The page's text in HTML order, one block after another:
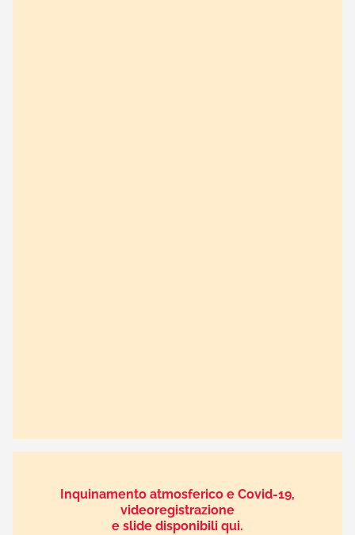
Inquinamento atmosferico e Covid-19,
videoregistrazione
e slide disponibili qui.